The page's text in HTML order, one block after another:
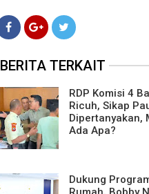
BERITA TERKAIT
RDP Komisi 4
Ricuh, Sikap
Dipertanyakan,
Ada Apa?
Dukung